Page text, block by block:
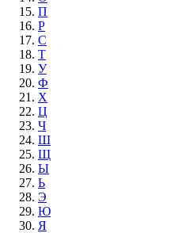
П
Р
С
Т
У
Ф
Х
Ц
Ч
Ш
Щ
Ы
Ь
Э
Ю
Я